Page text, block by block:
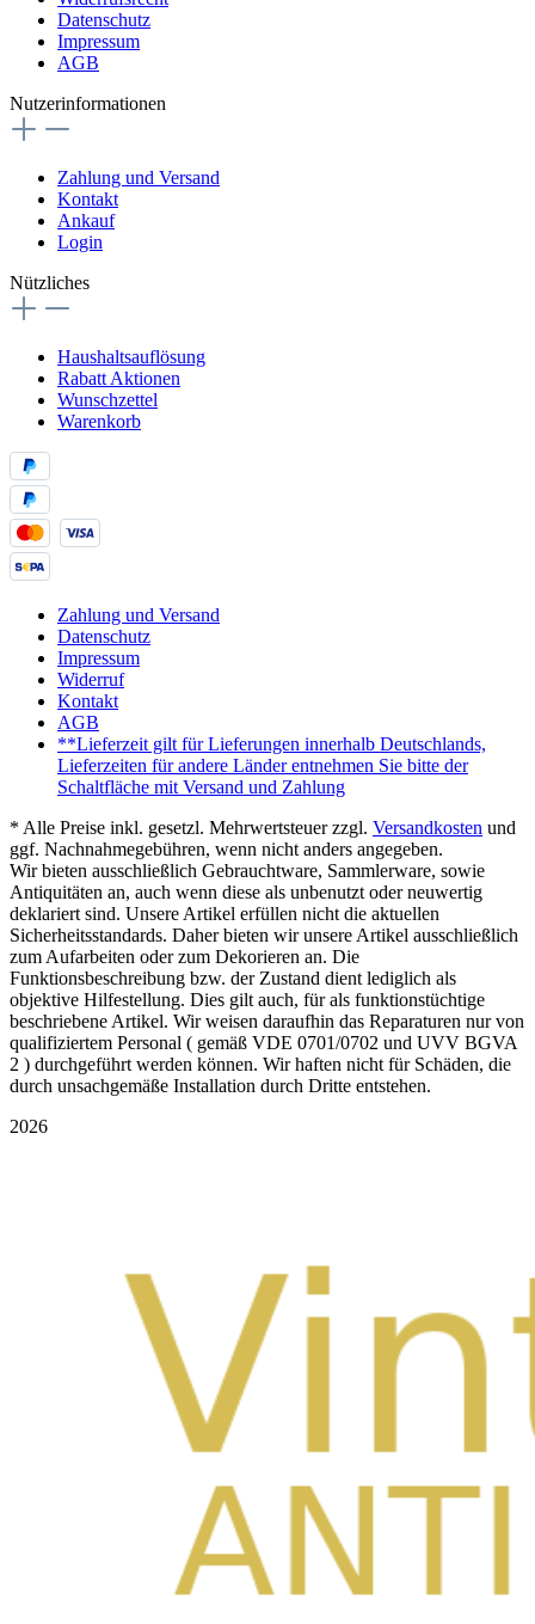
Datenschutz
Impressum
AGB
Nutzerinformationen
Zahlung und Versand
Kontakt
Ankauf
Login
Nützliches
Haushaltsauflösung
Rabatt Aktionen
Wunschzettel
Warenkorb
Zahlung und Versand
Datenschutz
Impressum
Widerruf
Kontakt
AGB
**Lieferzeit gilt für Lieferungen innerhalb Deutschlands,
Lieferzeiten für andere Länder entnehmen Sie bitte der
Schaltfläche mit Versand und Zahlung
* Alle Preise inkl. gesetzl. Mehrwertsteuer zzgl. Versandkosten und
ggf. Nachnahmegebühren, wenn nicht anders angegeben.
Wir bieten ausschließlich Gebrauchtware, Sammlerware, sowie
Antiquitäten an, auch wenn diese als unbenutzt oder neuwertig
deklariert sind. Unsere Artikel erfüllen nicht die aktuellen
Sicherheitsstandards. Daher bieten wir unsere Artikel ausschließlich
zum Aufarbeiten oder zum Dekorieren an. Die
Funktionsbeschreibung bzw. der Zustand dient lediglich als
objektive Hilfestellung. Dies gilt auch, für als funktionstüchtige
beschriebene Artikel. Wir weisen daraufhin das Reparaturen nur von
qualifiziertem Personal ( gemäß VDE 0701/0702 und UVV BGVA
2 ) durchgeführt werden können. Wir haften nicht für Schäden, die
durch unsachgemäße Installation durch Dritte entstehen.
2026